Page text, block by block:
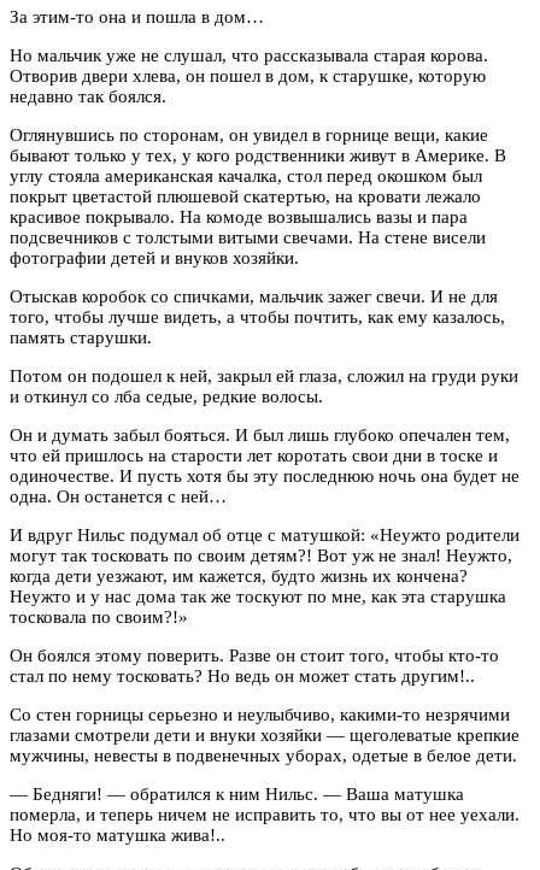
За этим-то она и пошла в дом…
Но мальчик уже не слушал, что рассказывала старая корова.
Отворив двери хлева, он пошел в дом, к старушке, которую
недавно так боялся.
Оглянувшись по сторонам, он увидел в горнице вещи, какие
бывают только у тех, у кого родственники живут в Америке. В
углу стояла американская качалка, стол перед окошком был
покрыт цветастой плюшевой скатертью, на кровати лежало
красивое покрывало. На комоде возвышались вазы и пара
подсвечников с толстыми витыми свечами. На стене висели
фотографии детей и внуков хозяйки.
Отыскав коробок со спичками, мальчик зажег свечи. И не для
того, чтобы лучше видеть, а чтобы почтить, как ему казалось,
память старушки.
Потом он подошел к ней, закрыл ей глаза, сложил на груди руки
и откинул со лба седые, редкие волосы.
Он и думать забыл бояться. И был лишь глубоко опечален тем,
что ей пришлось на старости лет коротать свои дни в тоске и
одиночестве. И пусть хотя бы эту последнюю ночь она будет не
одна. Он останется с ней…
И вдруг Нильс подумал об отце с матушкой: «Неужто родители
могут так тосковать по своим детям?! Вот уж не знал! Неужто,
когда дети уезжают, им кажется, будто жизнь их кончена?
Неужто и у нас дома так же тоскуют по мне, как эта старушка
тосковала по своим?!»
Он боялся этому поверить. Разве он стоит того, чтобы кто-то
стал по нему тосковать? Но ведь он может стать другим!..
Со стен горницы серьезно и неулыбчиво, какими-то незрячими
глазами смотрели дети и внуки хозяйки — щеголеватые крепкие
мужчины, невесты в подвенечных уборах, одетые в белое дети.
— Бедняги! — обратился к ним Нильс. — Ваша матушка
померла, и теперь ничем не исправить то, что вы от нее уехали.
Но моя-то матушка жива!..